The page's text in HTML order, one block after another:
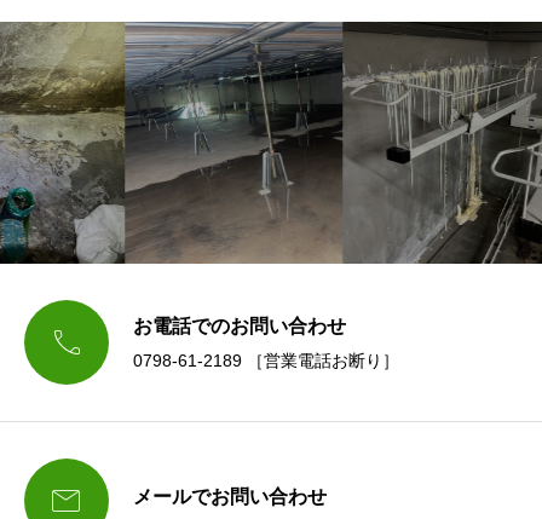
 お電話でのお問い合わせ
0798-61-2189 ［営業電話お断り］
 メールでお問い合わせ